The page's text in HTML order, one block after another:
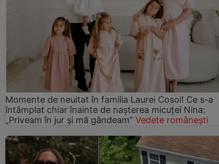
Momente de neuitat în familia Laurei Cosoi! Ce s-a
întâmplat chiar înainte de nașterea micuței Nina:
„Priveam în jur și mă gândeam” Vedete românești